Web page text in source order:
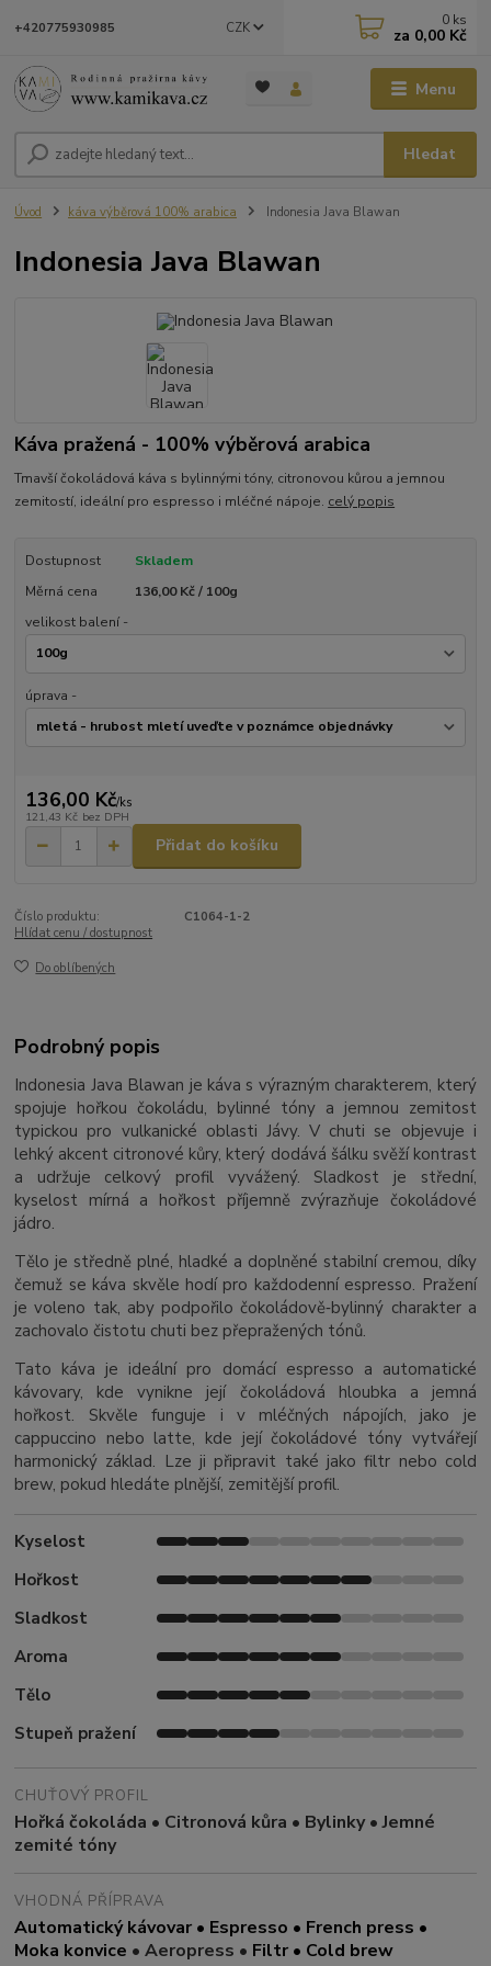
Menu
CZK
Hledat
+420775930985 0 ks
za 0,00 Kč
Úvod káva výběrová 100% arabica Indonesia Java Blawan
Indonesia Java Blawan
Káva pražená - 100% výběrová arabica
Tmavší čokoládová káva s bylinnými tóny, citronovou kůrou a jemnou
zemitostí, ideální pro espresso i mléčné nápoje. celý popis
Dostupnost
Skladem
Měrná cena
136,00 Kč / 100g
velikost balení -
úprava -
136,00 Kč/ks
121,43 Kč bez DPH
Přidat do košíku
Číslo produktu:
C1064-1-2
Hlídat cenu / dostupnost
Do oblíbených
Podrobný popis
Indonesia Java Blawan je káva s výrazným charakterem, který
spojuje hořkou čokoládu, bylinné tóny a jemnou zemitost
typickou pro vulkanické oblasti Jávy. V chuti se objevuje i
lehký akcent citronové kůry, který dodává šálku svěží kontrast
a udržuje celkový profil vyvážený. Sladkost je střední,
kyselost mírná a hořkost příjemně zvýrazňuje čokoládové
jádro.
Tělo je středně plné, hladké a doplněné stabilní cremou, díky
čemuž se káva skvěle hodí pro každodenní espresso. Pražení
je voleno tak, aby podpořilo čokoládově‑bylinný charakter a
zachovalo čistotu chuti bez přepražených tónů.
Tato káva je ideální pro domácí espresso a automatické
kávovary, kde vynikne její čokoládová hloubka a jemná
hořkost. Skvěle funguje i v mléčných nápojích, jako je
cappuccino nebo latte, kde její čokoládové tóny vytvářejí
harmonický základ. Lze ji připravit také jako filtr nebo cold
brew, pokud hledáte plnější, zemitější profil.
Kyselost
Hořkost
Sladkost
Aroma
Tělo
Stupeň pražení
CHUŤOVÝ PROFIL
Hořká čokoláda • Citronová kůra • Bylinky • Jemné
zemité tóny
VHODNÁ PŘÍPRAVA
Automatický kávovar • Espresso • French press •
Moka konvice • Aeropress • Filtr • Cold brew